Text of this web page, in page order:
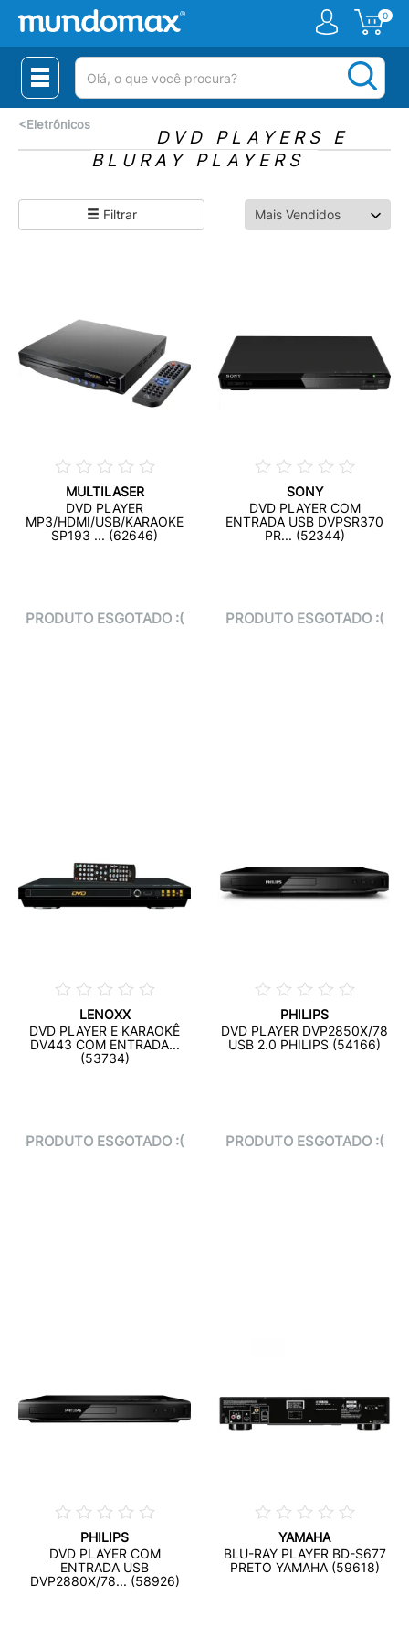
0
(pesquisar)
< Eletrônicos
DVD PLAYERS E
BLURAY PLAYERS
Filtrar
MULTILASER
DVD PLAYER
MP3/HDMI/USB/KARAOKE
SP193 ... (62646)
PRODUTO ESGOTADO :(
SONY
DVD PLAYER COM
ENTRADA USB DVPSR370
PR... (52344)
PRODUTO ESGOTADO :(
LENOXX
DVD PLAYER E KARAOKÊ
DV443 COM ENTRADA...
(53734)
PRODUTO ESGOTADO :(
PHILIPS
DVD PLAYER DVP2850X/78
USB 2.0 PHILIPS (54166)
PRODUTO ESGOTADO :(
PHILIPS
DVD PLAYER COM
ENTRADA USB
DVP2880X/78... (58926)
YAMAHA
BLU-RAY PLAYER BD-S677
PRETO YAMAHA (59618)